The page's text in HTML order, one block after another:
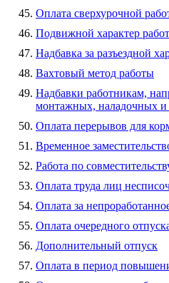
Оплата сверхурочной
Подвижной характер
Надбавка за разъездной
Вахтовый метод работы
Надбавки работникам,
монтажных, наладочных и
Оплата перерывов для
Временное
Работа по
Оплата труда лиц
Оплата за
Оплата очередного
Дополнительный отпуск
Оплата в период